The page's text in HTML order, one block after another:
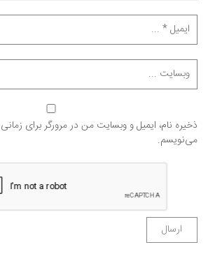
ذخیره نام، ایمیل و وبسایت من در مرورگر برای
می‌نویسم.